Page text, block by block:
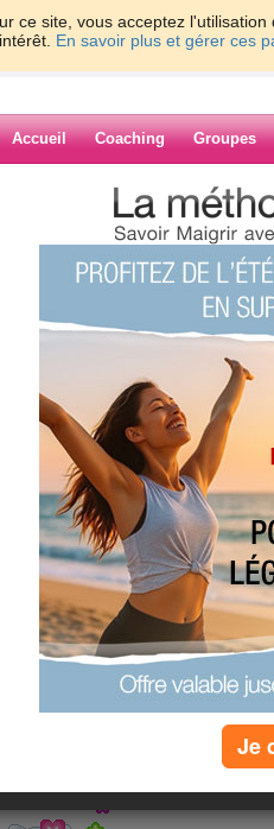
ce site, vous acceptez
En savoir plus et gérer ces
Accueil Coaching Groupes
> > BLOG EN
de rosy9
BLOG EN
les filles !!!!!!!
je
sa ne va pas partir avant que je valide.
Je